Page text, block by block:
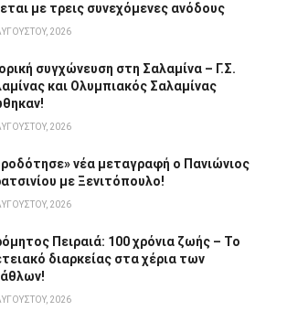
με τρεις συνεχόμενες ανόδους
2026
συγχώνευση στη Σαλαμίνα – Γ.Σ.
και Ολυμπιακός Σαλαμίνας
2026
νέα μεταγραφή ο Πανιώνιος
με Ξενιτόπουλο!
2026
Πειραιά: 100 χρόνια ζωής – Το
διαρκείας στα χέρια των
2026